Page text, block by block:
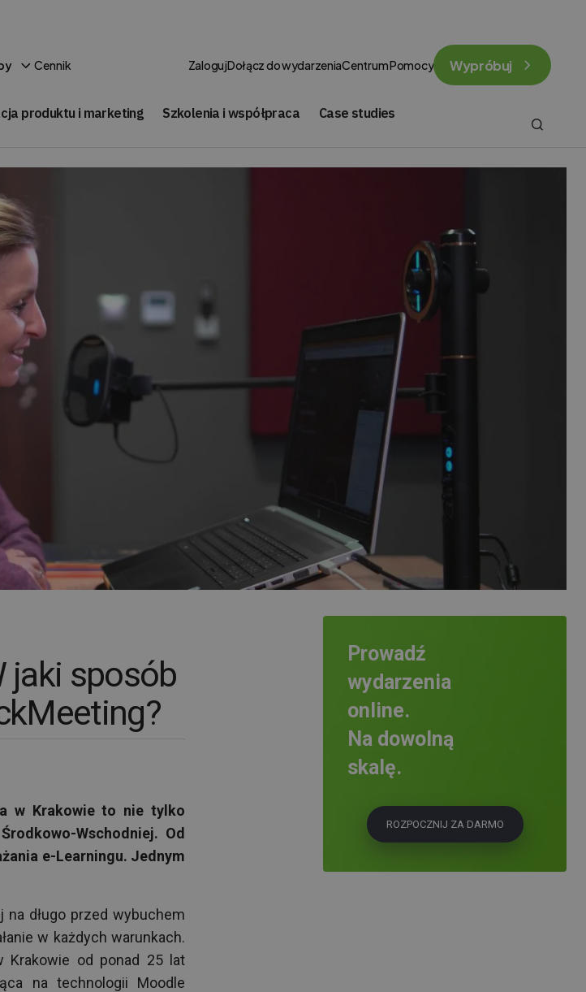
Cennik ZalogujDołącz do wydarzeniaCentrum Pomocy Wypróbuj
produktu i marketing Szkolenia i współpraca
Case studies
jaki sposób
w Krakowie to nie tylko
Wschodniej. Od
e-Learningu. Jednym
na długo przed wybuchem
w każdych warunkach.
Krakowie od ponad 25 lat
na technologii Moodle
Prowadź
wydarzenia
online.
Na dowolną
skalę.
ROZPOCZNIJ ZA DARMO